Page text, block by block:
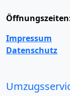
Impressum
Datenschutz